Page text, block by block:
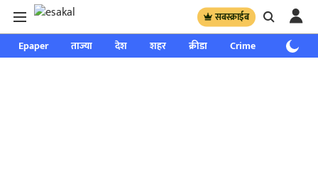
सबस्क्राईब
Epaper ताज्या देश शहर क्रीडा Crime साप्ताहिक